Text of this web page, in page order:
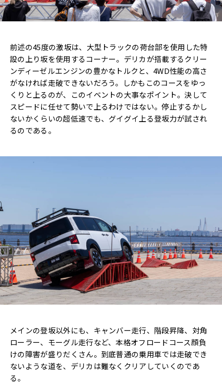
前述の45度の激坂は、大型トラックの荷台部を使用した特
設の上り坂を使用するコーナー。デリカが搭載するクリー
ンディーゼルエンジンの豊かなトルクと、4WD性能の高さ
がなければ走破できないだろう。しかもこのコースをゆっ
くりと上るのが、このイベントの大事なポイント。決して
スピードに任せて勢いで上るわけではない。停止するかし
ないかくらいの超低速でも、グイグイ上る登坂力が試され
るのである。
メインの登坂以外にも、キャンバー走行、階段昇降、対角
ローラー、モーグル走行など、本格オフロードコース顔負
けの障害が盛りだくさん。到底普通の乗用車では走破でき
ないような道を、デリカは難なくクリアしていくのであ
る。